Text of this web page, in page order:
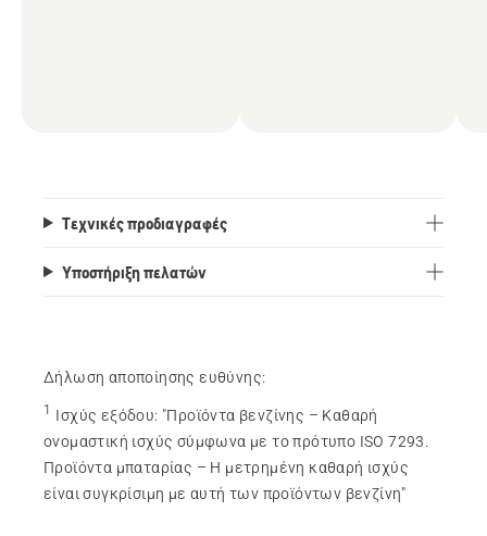
Τεχνικές προδιαγραφές
Υποστήριξη πελατών
Δήλωση αποποίησης ευθύνης:
1 Ισχύς εξόδου: "Προϊόντα βενζίνης – Καθαρή
ονομαστική ισχύς σύμφωνα με το πρότυπο ISO 7293.
Προϊόντα μπαταρίας – Η μετρημένη καθαρή ισχύς
είναι συγκρίσιμη με αυτή των προϊόντων βενζίνη"